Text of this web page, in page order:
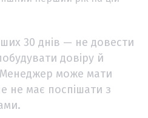
30 днів — не довести
довіру й
Менеджер може мати
не має поспішати з